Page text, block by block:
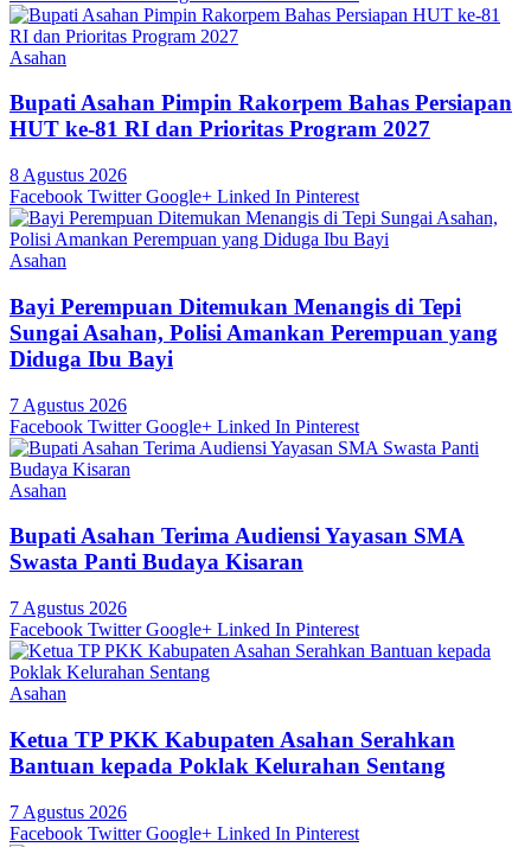
Asahan
Bupati Asahan Pimpin Rakorpem Bahas Persiapan
HUT ke-81 RI dan Prioritas Program 2027
8 Agustus 2026
Facebook Twitter Google+ Linked In Pinterest
Asahan
Bayi Perempuan Ditemukan Menangis di Tepi
Sungai Asahan, Polisi Amankan Perempuan yang
Diduga Ibu Bayi
7 Agustus 2026
Facebook Twitter Google+ Linked In Pinterest
Asahan
Bupati Asahan Terima Audiensi Yayasan SMA
Swasta Panti Budaya Kisaran
7 Agustus 2026
Facebook Twitter Google+ Linked In Pinterest
Asahan
Ketua TP PKK Kabupaten Asahan Serahkan
Bantuan kepada Poklak Kelurahan Sentang
7 Agustus 2026
Facebook Twitter Google+ Linked In Pinterest